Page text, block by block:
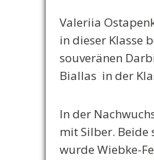
Valeriia
in dieser Klasse
souveränen
Biallas in der
In der
mit Silber. Beide
wurde Wiebke-